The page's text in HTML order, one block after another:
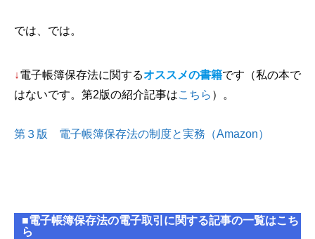
では、では。
↓電子帳簿保存法に関するオススメの書籍です（私の本で
はないです。第2版の紹介記事はこちら ）。
第３版 電子帳簿保存法の制度と実務（Amazon）
■電子帳簿保存法の電子取引に関する記事の一覧はこち
ら